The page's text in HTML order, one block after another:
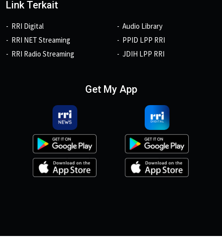
Link Terkait
RRI Digital
RRI NET Streaming
RRI Radio Streaming
Audio Library
PPID LPP RRI
JDIH LPP RRI
Get My App